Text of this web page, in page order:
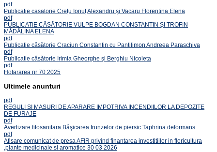
pdf
Publicatie casatorie Crețu Ionuț Alexandru și Vacaru Florentina Elena
pdf
PUBLICATIE CĂSĂTORIE VULPE BOGDAN CONSTANTIN ȘI TROFIN
MĂDĂLINA ELENA
pdf
Publicatie căsătorie Craciun Constantin cu Pantilimon Andreea Paraschiva
pdf
Publicatie căsătorie Irimia Gheorghe și Berghiu Nicoleta
pdf
Hotararea nr 70 2025
Ultimele anunturi
pdf
REGULI SI MASURI DE APARARE IMPOTRIVA INCENDIILOR LA DEPOZITE
DE FURAJE
pdf
Avertizare fitosanitara Băşicarea frunzelor de piersic Taphrina deformans
pdf
Afisare comunicat de presa AFIR privind finantarea investitiilor in floricultura
,plante medicinale si aromatice 30 03 2026